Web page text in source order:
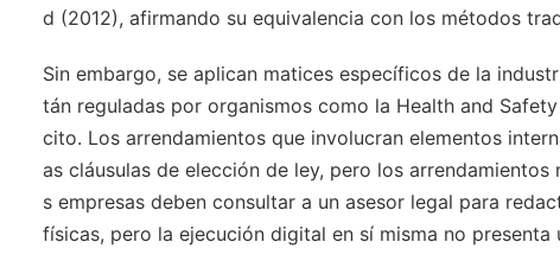
d (2012), afirmando su equivalencia con los métodos
Sin embargo, se aplican matices específicos de la
tán reguladas por organismos como la Health and
cito. Los arrendamientos que involucran elementos
as cláusulas de elección de ley, pero los
s empresas deben consultar a un asesor legal para
físicas, pero la ejecución digital en sí misma no presenta